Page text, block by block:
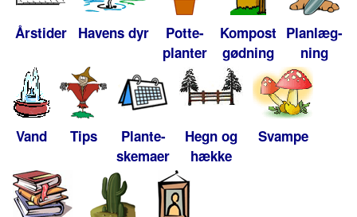
Årstider Havens dyr
Potte-
planter
Kompost
gødning
Planlæg-
ning
Vand Tips
Plante-
skemaer
Hegn og
hække
Svampe